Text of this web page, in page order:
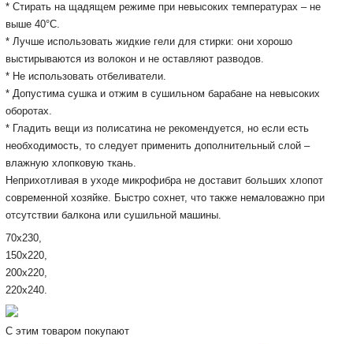
* Стирать на щадящем режиме при невысоких температурах – не
выше 40°С.
* Лучше использовать жидкие гели для стирки: они хорошо
выстирываются из волокон и не оставляют разводов.
* Не использовать отбеливатели.
* Допустима сушка и отжим в сушильном барабане на невысоких
оборотах.
* Гладить вещи из полисатина не рекомендуется, но если есть
необходимость, то следует применить дополнительный слой –
влажную хлопковую ткань.
Неприхотливая в уходе микрофибра не доставит больших хлопот
современной хозяйке. Быстро сохнет, что также немаловажно при
отсутствии балкона или сушильной машины.
70x230,
150х220,
200х220,
220х240.
С этим товаром покупают